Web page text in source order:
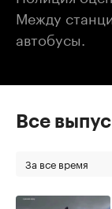
Между
автобусы.
Все
За все время